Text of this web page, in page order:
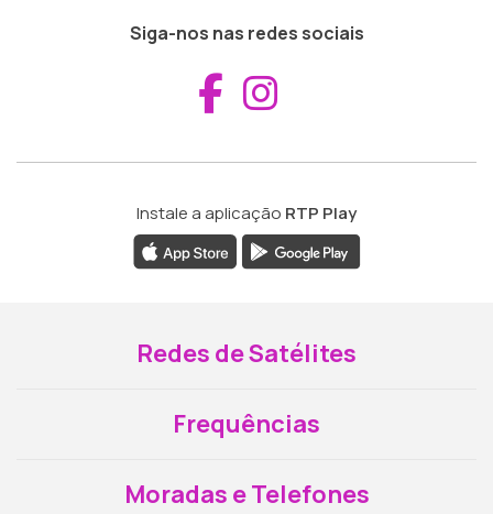
Siga-nos nas redes sociais
Aceder ao
Instale a aplicação RTP Play
Redes de Satélites
Frequências
Moradas e Telefones